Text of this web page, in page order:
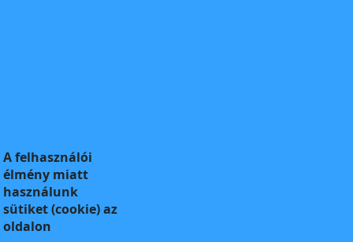
A felhasználói
élmény miatt
használunk
sütiket (cookie) az
oldalon